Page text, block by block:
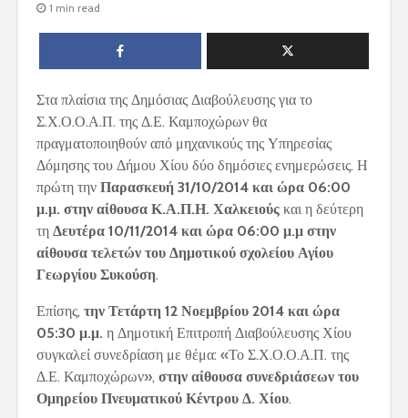
1 min read
Στα πλαίσια της Δημόσιας Διαβούλευσης για το
Σ.Χ.Ο.Ο.Α.Π. της Δ.Ε. Καμποχώρων θα
πραγματοποιηθούν από μηχανικούς της Υπηρεσίας
Δόμησης του Δήμου Χίου δύο δημόσιες ενημερώσεις. Η
πρώτη την Παρασκευή 31/10/2014 και ώρα 06:00
μ.μ. στην αίθουσα Κ.Α.Π.Η. Χαλκειούς και η δεύτερη
τη Δευτέρα 10/11/2014 και ώρα 06:00 μ.μ στην
αίθουσα τελετών του Δημοτικού σχολείου Αγίου
Γεωργίου Συκούση.
Επίσης, την Τετάρτη 12 Νοεμβρίου 2014 και ώρα
05:30 μ.μ. η Δημοτική Επιτροπή Διαβούλευσης Χίου
συγκαλεί συνεδρίαση με θέμα: «Το Σ.Χ.Ο.Ο.Α.Π. της
Δ.Ε. Καμποχώρων», στην αίθουσα συνεδριάσεων του
Ομηρείου Πνευματικού Κέντρου Δ. Χίου.